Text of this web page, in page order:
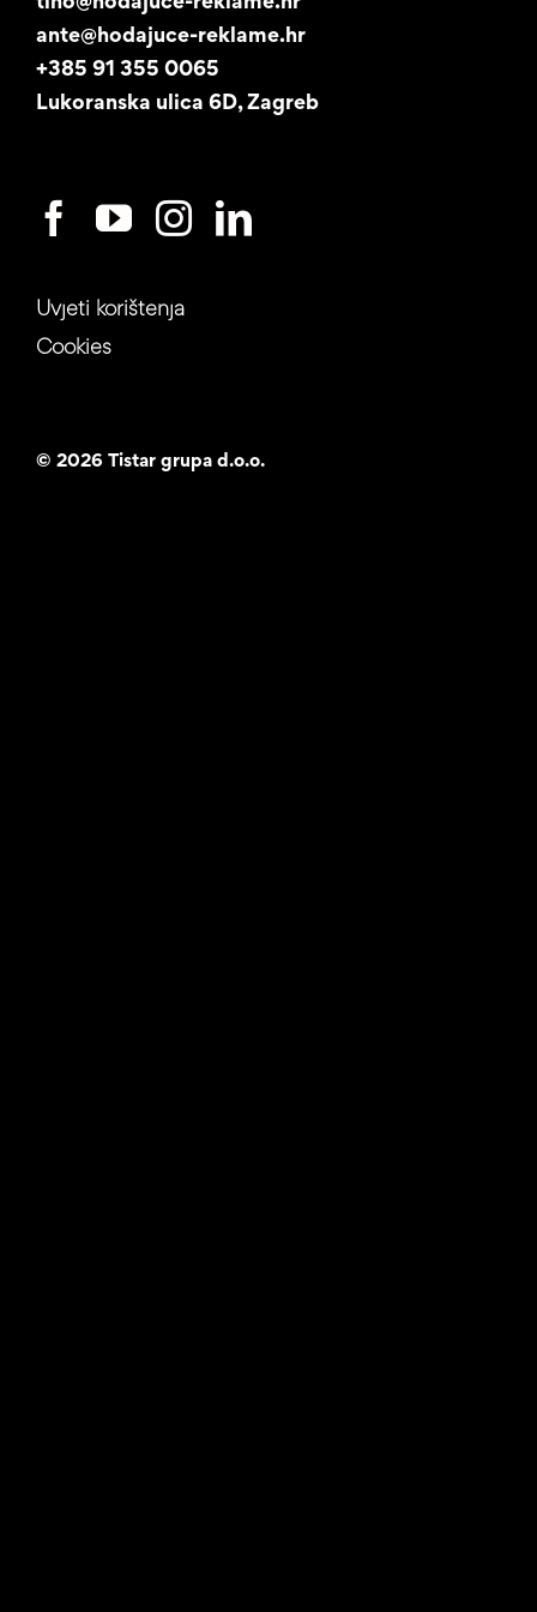
Studentski posao
ante@hodajuce-reklame.hr
+385 91 355 0065
Lukoranska ulica 6D, Zagreb
Uvjeti korištenja
Cookies
© 2026 Tistar grupa d.o.o.